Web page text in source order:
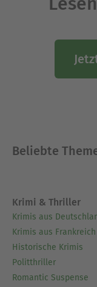
Beliebte
Krimi & Thriller
Krimis aus
Krimis aus Frankreich
Historische Krimis
Politthriller
Romantic Suspense